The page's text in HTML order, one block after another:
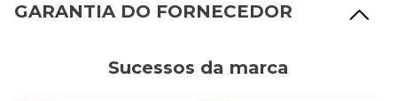
GARANTIA DO FORNECEDOR
Sucessos da marca